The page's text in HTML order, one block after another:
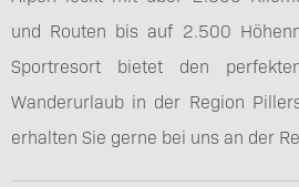
und Routen bis auf 2.500
Sportresort bietet den
Wanderurlaub in der Region
erhalten Sie gerne bei uns an der